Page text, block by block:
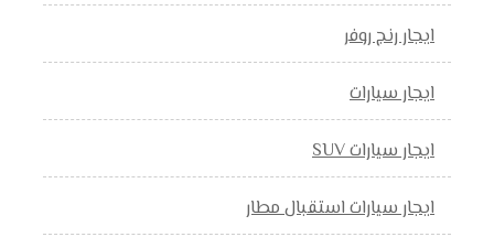
ايجار رنج روفر
ايجار سيارات
ايجار سيارات SUV
ايجار سيارات استقبال مطار